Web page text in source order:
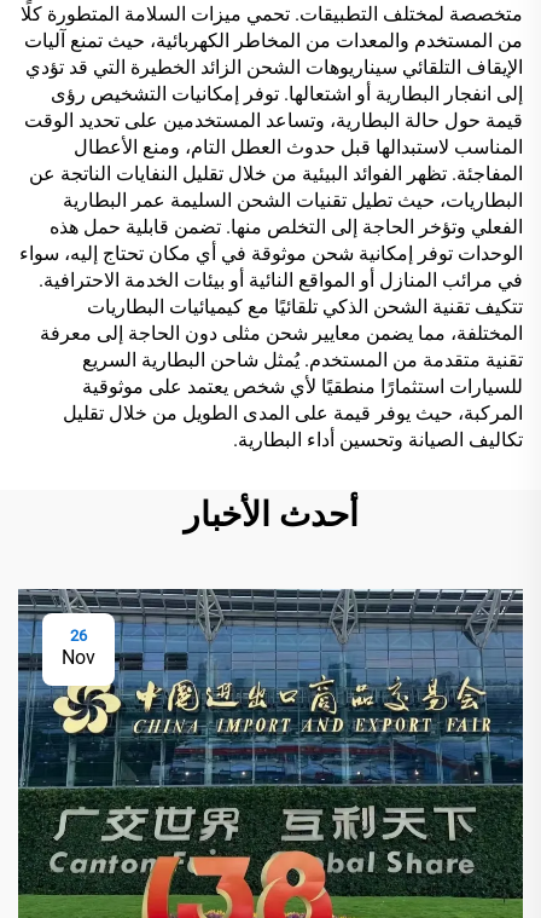
متخصصة لمختلف التطبيقات. تحمي ميزات السلامة المتطورة كلًا
من المستخدم والمعدات من المخاطر الكهربائية، حيث تمنع آليات
الإيقاف التلقائي سيناريوهات الشحن الزائد الخطيرة التي قد تؤدي
إلى انفجار البطارية أو اشتعالها. توفر إمكانيات التشخيص رؤى
قيمة حول حالة البطارية، وتساعد المستخدمين على تحديد الوقت
المناسب لاستبدالها قبل حدوث العطل التام، ومنع الأعطال
المفاجئة. تظهر الفوائد البيئية من خلال تقليل النفايات الناتجة عن
البطاريات، حيث تطيل تقنيات الشحن السليمة عمر البطارية
الفعلي وتؤخر الحاجة إلى التخلص منها. تضمن قابلية حمل هذه
الوحدات توفر إمكانية شحن موثوقة في أي مكان تحتاج إليه، سواء
في مرائب المنازل أو المواقع النائية أو بيئات الخدمة الاحترافية.
تتكيف تقنية الشحن الذكي تلقائيًا مع كيميائيات البطاريات
المختلفة، مما يضمن معايير شحن مثلى دون الحاجة إلى معرفة
تقنية متقدمة من المستخدم. يُمثل شاحن البطارية السريع
للسيارات استثمارًا منطقيًا لأي شخص يعتمد على موثوقية
المركبة، حيث يوفر قيمة على المدى الطويل من خلال تقليل
تكاليف الصيانة وتحسين أداء البطارية.
أحدث الأخبار
26
Nov